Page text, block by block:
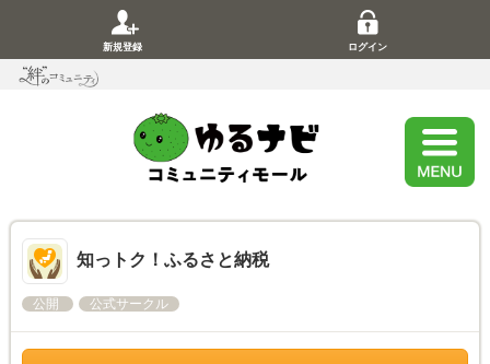
新規登録 ログイン
知っトク！ふるさと納税
公開 公式サークル